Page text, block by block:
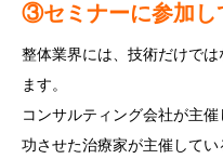
③セミナーに参加し
整体業界には、技術だけで
ます。
コンサルティング会社が主
功させた治療家が主催して